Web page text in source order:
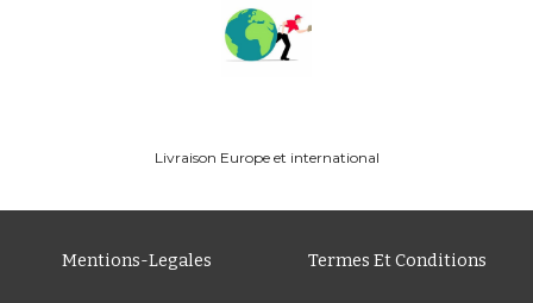
Livraison Europe et international
Mentions-Legales Termes Et Conditions